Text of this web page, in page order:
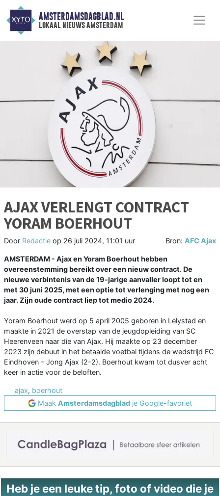
AMSTERDAMSDAGBLAD.NL
lokaal nieuws amsterdam
AJAX VERLENGT CONTRACT
YORAM BOERHOUT
Door Redactie op 26 juli 2024, 11:01 uur Bron: AFC Ajax
AMSTERDAM - Ajax en Yoram Boerhout hebben
overeenstemming bereikt over een nieuw contract. De
nieuwe verbintenis van de 19-jarige aanvaller loopt tot en
met 30 juni 2025, met een optie tot verlenging met nog een
jaar. Zijn oude contract liep tot medio 2024.
Yoram Boerhout werd op 5 april 2005 geboren in Lelystad en
maakte in 2021 de overstap van de jeugdopleiding van SC
Heerenveen naar die van Ajax. Hij maakte op 23 december
2023 zijn debuut in het betaalde voetbal tijdens de wedstrijd FC
Eindhoven – Jong Ajax (2-2). Boerhout kwam tot dusver acht
keer in actie voor de beloften.
ajax, boerhout
Maak Amsterdamsdagblad je Google-favoriet
Heb je een leuke tip, foto of video die je